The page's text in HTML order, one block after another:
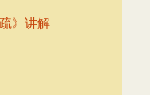
》讲解